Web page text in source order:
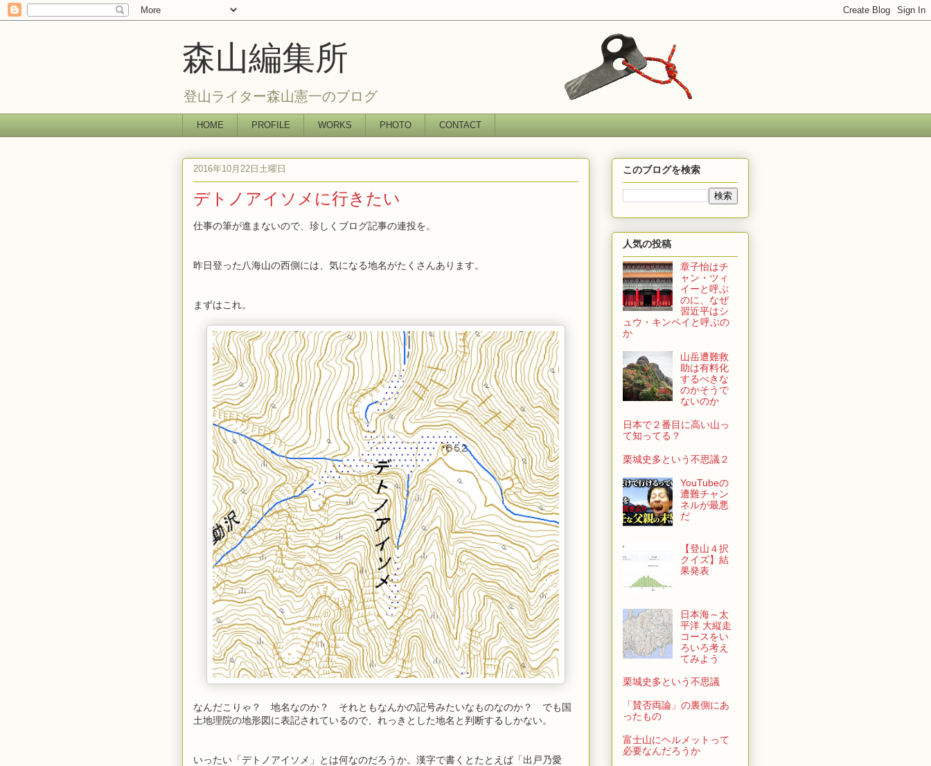
森山編集所
登山ライター森山憲一のブログ
HOME PROFILE WORKS PHOTO CONTACT
2016年10月22日土曜日
デトノアイソメに行きたい
仕事の筆が進まないので、珍しくブログ記事の連投を。
昨日登った八海山の西側には、気になる地名がたくさんあります。
まずはこれ。
なんだこりゃ？ 地名なのか？ それともなんかの記号みたいなものなのか？ でも国
土地理院の地形図に表記されているので、れっきとした地名と判断するしかない。
いったい「デトノアイソメ」とは何なのだろうか。漢字で書くとたとえば「出戸乃愛
このブログを検索
人気の投稿
章子怡はチ
ャン・ツィ
イーと呼ぶ
のに、なぜ
習近平はシ
ュウ・キンペイと呼ぶの
か
山岳遭難救
助は有料化
するべきな
のかそうで
ないのか
日本で２番目に高い山っ
て知ってる？
栗城史多という不思議２
YouTubeの
遭難チャン
ネルが最悪
だ
【登山４択
クイズ】結
果発表
日本海～太
平洋 大縦走
コースをい
ろいろ考え
てみよう
栗城史多という不思議
「賛否両論」の裏側にあ
ったもの
富士山にヘルメットって
必要なんだろうか